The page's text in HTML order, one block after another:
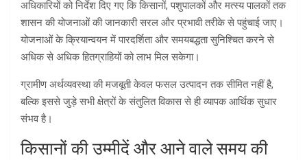
अधिकारियों को निर्देश दिए गए कि किसानों, पशुपालकों और मत्स्य पालकों तक
शासन की योजनाओं की जानकारी सरल और प्रभावी तरीके से पहुंचाई जाए।
योजनाओं के क्रियान्वयन में पारदर्शिता और समयबद्धता सुनिश्चित करने से
अधिक से अधिक हितग्राहियों को लाभ मिल सकेगा।
ग्रामीण अर्थव्यवस्था की मजबूती केवल फसल उत्पादन तक सीमित नहीं है,
बल्कि इससे जुड़े सभी क्षेत्रों के संतुलित विकास से ही व्यापक आर्थिक सुधार
संभव है।
किसानों की उम्मीदें और आने वाले समय की